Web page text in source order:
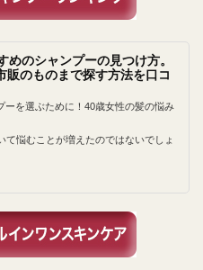
めのシャンプーの見つけ方。
販のものまで探す方法を口コ
ーを選ぶために！40歳女性の髪の悩み
て悩むことが増えたのではないでしょ